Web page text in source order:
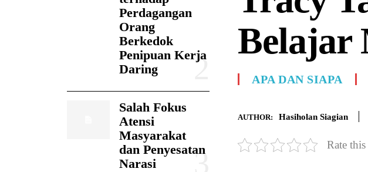
Perdagangan
Orang
Berkedok
Penipuan Kerja
Daring
Salah Fokus
Atensi
Masyarakat
dan Penyesatan
Narasi
Belajar
APA DAN SIAPA
AUTHOR: Hasiholan Siagian
Rate